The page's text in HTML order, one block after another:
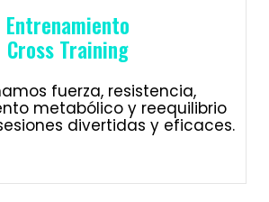
Entrenamiento
Cross Training
fuerza, resistencia,
metabólico y reequilibrio
divertidas y eficaces.